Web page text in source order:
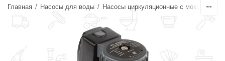
Главная / Насосы для воды / Насосы циркуляционные с мокрым